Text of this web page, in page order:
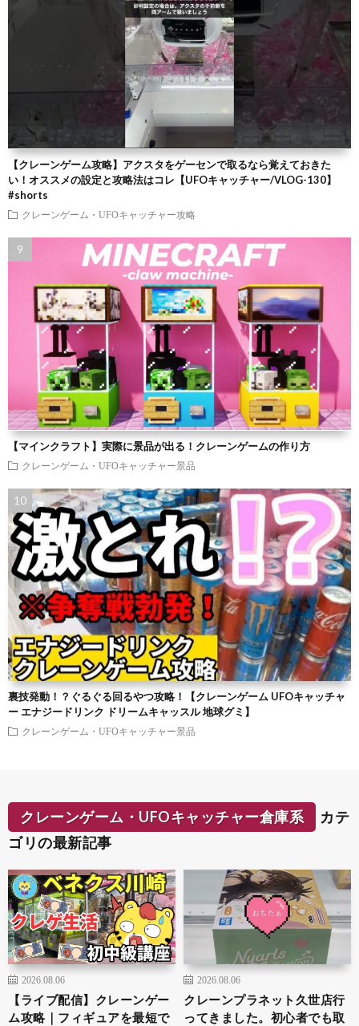
【クレーンゲーム攻略】アクスタをゲーセンで取るなら覚えておきた
い！オススメの設定と攻略法はコレ【UFOキャッチャー/VLOG-130】
#shorts
クレーンゲーム・UFOキャッチャー攻略
【マインクラフト】実際に景品が出る！クレーンゲームの作り方
クレーンゲーム・UFOキャッチャー景品
裏技発動！？ぐるぐる回るやつ攻略！【クレーンゲーム UFOキャッチャ
ー エナジードリンク ドリームキャッスル 地球グミ】
クレーンゲーム・UFOキャッチャー景品
クレーンゲーム・UFOキャッチャー倉庫系
カテ
ゴリの最新記事
2026.08.06
【ライブ配信】クレーンゲー
ム攻略｜フィギュアを最短で
2026.08.06
クレーンプラネット久世店行
ってきました。初心者でも取